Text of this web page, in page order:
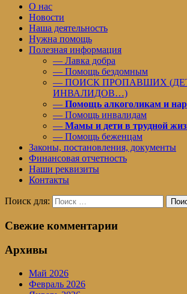
О нас
Новости
Наша деятельность
Нужна помощь
Полезная информация
— Лавка добра
— Помощь бездомным
— ПОИСК ПРОПАВШИХ
ИНВАЛИДОВ…)
— Помощь алкоголикам и
— Помощь инвалидам
— Мамы и дети в трудной
— Помощь беженцам
Законы, постановления, документы
Финансовая отчетность
Наши реквизиты
Контакты
Поиск для:
Свежие комментарии
Архивы
Май 2026
Февраль 2026